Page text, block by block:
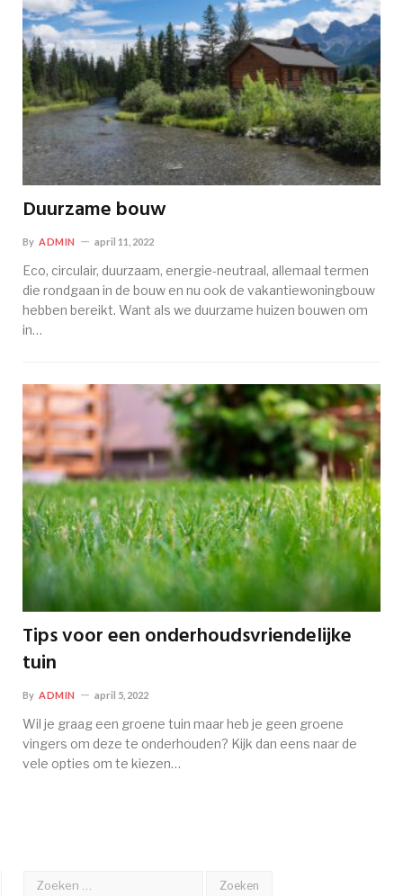
Duurzame bouw
By ADMIN april 11, 2022
Eco, circulair, duurzaam, energie-neutraal, allemaal termen
die rondgaan in de bouw en nu ook de vakantiewoningbouw
hebben bereikt. Want als we duurzame huizen bouwen om
in…
Tips voor een onderhoudsvriendelijke
tuin
By ADMIN april 5, 2022
Wil je graag een groene tuin maar heb je geen groene
vingers om deze te onderhouden? Kijk dan eens naar de
vele opties om te kiezen…